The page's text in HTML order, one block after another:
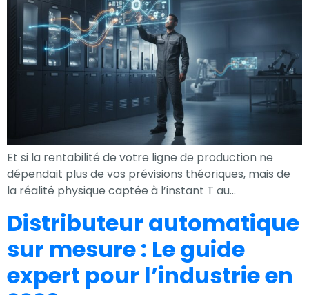
Et si la rentabilité de votre ligne de production ne
dépendait plus de vos prévisions théoriques, mais de
la réalité physique captée à l’instant T au…
Distributeur automatique
sur mesure : Le guide
expert pour l’industrie en